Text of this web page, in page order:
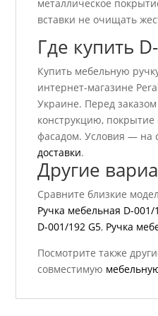
металлическое
вставки не очищать
Где купить
Купить мебельную
интернет-магазине
Украине. Перед заказом
конструкцию,
фасадом. Условия — на
доставки.
Другие
Сравните близкие
Ручка мебельная D-001/
D-001/192 G5, Ручка
Посмотрите также
совместимую